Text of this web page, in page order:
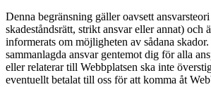
Denna begränsning gäller oavsett
skadeståndsrätt, strikt ansvar eller annat) och
informerats om möjligheten av sådana
sammanlagda ansvar gentemot dig för alla
eller relaterar till Webbplatsen ska inte
eventuellt betalat till oss för att komma åt